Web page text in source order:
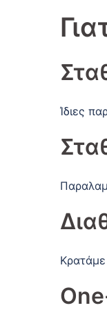
Ίδιες